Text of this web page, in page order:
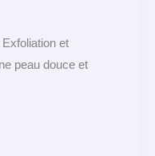
Exfoliation et
peau douce et